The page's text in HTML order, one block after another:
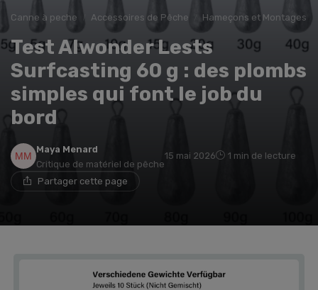
Canne à peche Accessoires de Pêche Hameçons et Montages
Test Alwonder Lests
Surfcasting 60 g : des plombs
simples qui font le job du
bord
Maya Menard
Critique de matériel de pêche
15 mai 2026 1 min de lecture
Partager cette page